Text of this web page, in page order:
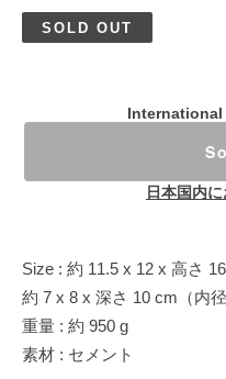
SOLD OUT
日本国内
Size : 約 11.5 x 12 x 高さ
約 7 x 8 x 深さ 10 cm（内径
重量 : 約 950 g
素材 : セメント